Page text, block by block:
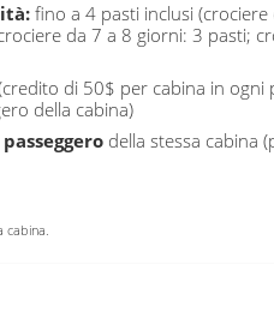
fino a 4 pasti inclusi
da 7 a 8 giorni: 3 pasti;
di 50$ per cabina in ogni
della cabina)
della stessa cabina
cabina.